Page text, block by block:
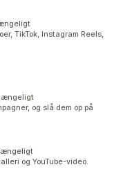
TikTok, Instagram Reels,
og slå dem op på
og YouTube-video.